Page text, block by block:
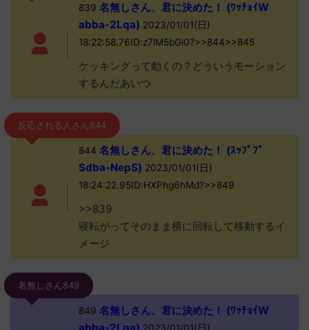
839 名無しさん、君に決めた！ (ﾜｯﾁｮｲW
abba-2Lqa) 2023/01/01(日)
18:22:58.76ID:z7lM5bGi0?>>844>>845
ケッキングって動くの？どういうモーション
するんだあいつ
反応される人さん844
844 名無しさん、君に決めた！ (ｽｯﾌﾟﾌﾟ
Sdba-NepS) 2023/01/01(日)
18:24:22.95ID:HXPhg6hMd?>>849
>>839
寝転がってそのまま横に回転して移動するイ
メージ
名無しさん849
849 名無しさん、君に決めた！ (ﾜｯﾁｮｲW